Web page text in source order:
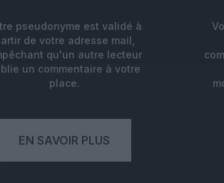
pseudonyme est validé à
de votre adresse mail,
qu'un autre lecteur
un commentaire à votre
place.
EN SAVOIR PLUS